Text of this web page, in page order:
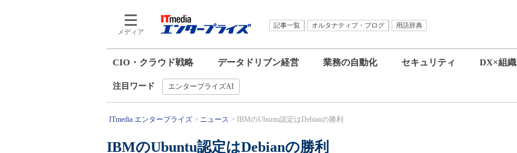
メディア
記事一覧 オルタナティブ・ブログ
用語辞典
CIO・クラウド戦略 データドリブン経営 業務の自動化 セキュリティ DX×組織
注目ワード エンタープライズAI
ITmedia エンタープライズ ニュース IBMのUbuntu認定はDebianの勝利
IBMのUbuntu認定はDebianの勝利